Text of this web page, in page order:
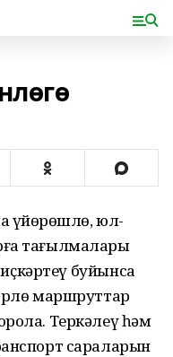
үҙйөрөшлө, юл-
тағылмаларҙы
иҫкәртеү буйынса
маршруттар
Теркәлеү һәм
сараларын